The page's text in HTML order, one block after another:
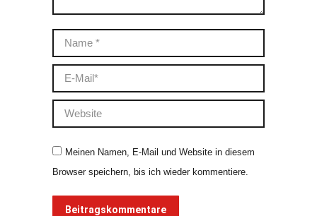
Name *
E-Mail *
Website
Meinen Namen, E-Mail und Website in diesem
Browser speichern, bis ich wieder kommentiere.
Beitragskommentare